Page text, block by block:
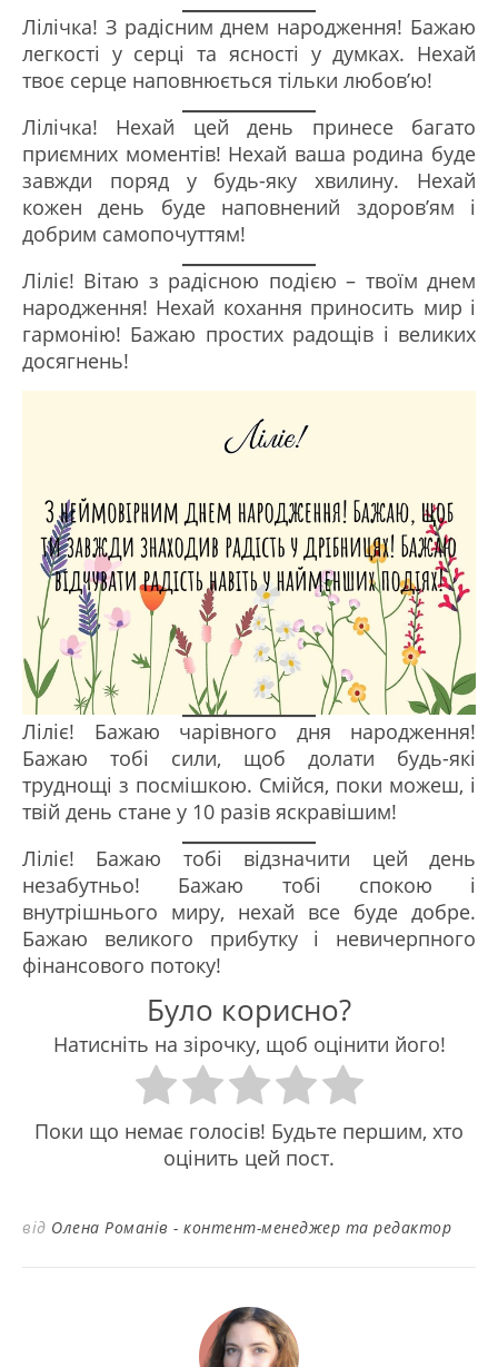
Лілічка! З радісним днем народження! Бажаю
легкості у серці та ясності у думках. Нехай
твоє серце наповнюється тільки любов’ю!
Лілічка! Нехай цей день принесе багато
приємних моментів! Нехай ваша родина буде
завжди поряд у будь-яку хвилину. Нехай
кожен день буде наповнений здоров’ям і
добрим самопочуттям!
Ліліє! Вітаю з радісною подією – твоїм днем
народження! Нехай кохання приносить мир і
гармонію! Бажаю простих радощів і великих
досягнень!
Ліліє! Бажаю чарівного дня народження!
Бажаю тобі сили, щоб долати будь-які
труднощі з посмішкою. Смійся, поки можеш, і
твій день стане у 10 разів яскравішим!
Ліліє! Бажаю тобі відзначити цей день
незабутньо! Бажаю тобі спокою і
внутрішнього миру, нехай все буде добре.
Бажаю великого прибутку і невичерпного
фінансового потоку!
Було корисно?
Натисніть на зірочку, щоб оцінити його!
Поки що немає голосів! Будьте першим, хто
оцінить цей пост.
від Олена Романів - контент-менеджер та редактор